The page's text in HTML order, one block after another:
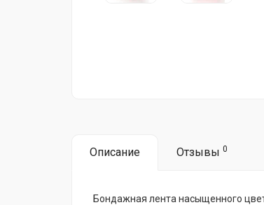
Описание Отзывы 0
Бондажная лента насыщенного